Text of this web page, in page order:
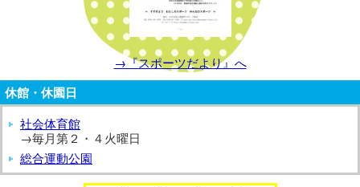
→『スポーツだより』へ
休館・休園日
社会体育館
→毎月第２・４火曜日
総合運動公園